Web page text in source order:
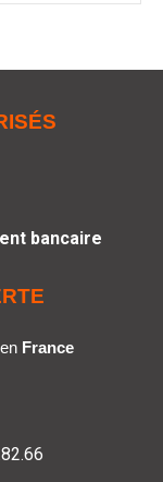
bancaire
France